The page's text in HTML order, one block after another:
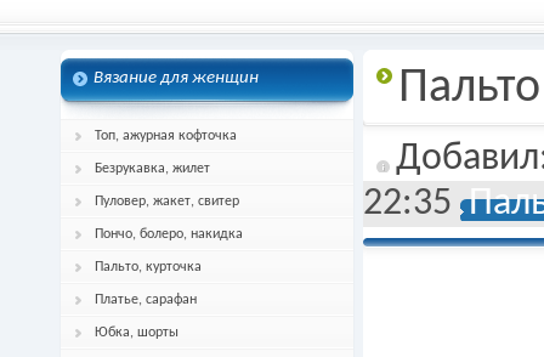
спицами, схема и описание
Вязание для женщин
Топ, ажурная кофточка
Безрукавка, жилет
Пуловер, жакет, свитер
Пончо, болеро, накидка
Пальто, курточка
Платье, сарафан
Юбка, шорты
22:35